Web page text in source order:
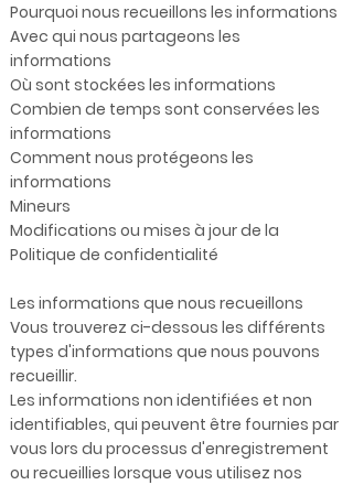
Pourquoi nous recueillons les informations
Avec qui nous partageons les
informations
Où sont stockées les informations
Combien de temps sont conservées les
informations
Comment nous protégeons les
informations
Mineurs
Modifications ou mises à jour de la
Politique de confidentialité
Les informations que nous recueillons
Vous trouverez ci-dessous les différents
types d'informations que nous pouvons
recueillir.
Les informations non identifiées et non
identifiables, qui peuvent être fournies par
vous lors du processus d'enregistrement
ou recueillies lorsque vous utilisez nos